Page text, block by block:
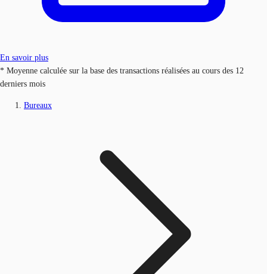
En savoir plus
* Moyenne calculée sur la base des transactions réalisées au cours des 12
derniers mois
Bureaux